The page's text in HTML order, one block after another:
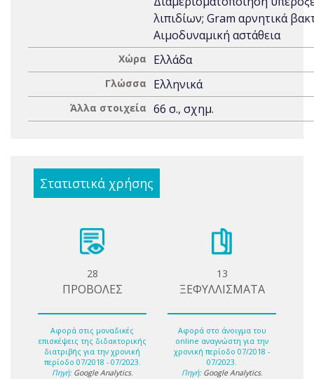
λιπιδίων; Gram αρνητικά
Αιμοδυναμική αστάθεια
Χώρα Ελλάδα
Γλώσσα Ελληνικά
Άλλα στοιχεία 66 σ., σχημ.
Στατιστικά χρήσης
28
ΠΡΟΒΟΛΕΣ
Αφορά στις μοναδικές
επισκέψεις της διδακτορικής
διατριβής για την χρονική
περίοδο 07/2018 - 07/2023.
Πηγή: Google Analytics.
13
ΞΕΦΥΛΛΙΣΜΑΤΑ
Αφορά στο άνοιγμα του
online αναγνώστη για την
χρονική περίοδο 07/2018 -
07/2023.
Πηγή: Google Analytics.